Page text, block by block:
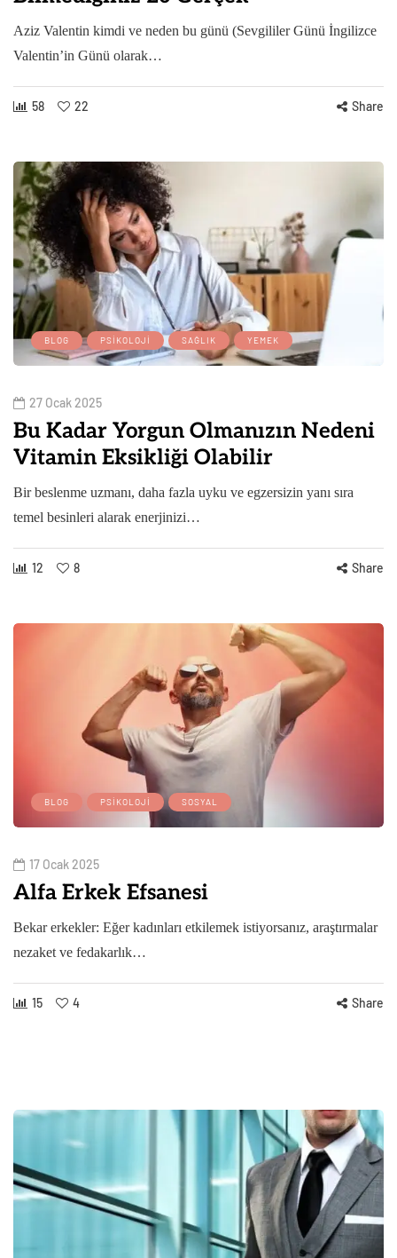
Aziz Valentin kimdi ve neden bu günü (Sevgililer Günü İngilizce
Valentin’in Günü olarak…
58 22 Share
BLOG PSIKOLOJI SAĞLIK YEMEK
27 Ocak 2025
Bu Kadar Yorgun Olmanızın Nedeni
Vitamin Eksikliği Olabilir
Bir beslenme uzmanı, daha fazla uyku ve egzersizin yanı sıra
temel besinleri alarak enerjinizi…
12 8 Share
BLOG PSIKOLOJI SOSYAL
17 Ocak 2025
Alfa Erkek Efsanesi
Bekar erkekler: Eğer kadınları etkilemek istiyorsanız, araştırmalar
nezaket ve fedakarlık…
15 4 Share